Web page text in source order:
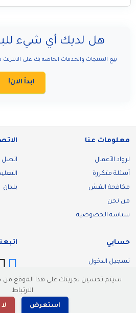
هل لديك أي شيء
بيع المنتجات والخدمات الخاصة بك على
ابدأ الآن!
معلومات عنا
لرواد الأعمال
أسئلة متكررة
مكافحة الغش
من نحن
سياسة الخصوصية
اتصل
بلدان
حسابي
تسجيل الدخول
تسجيل
سيتم تحسين تجربتك على هذا الموقع من
الارتباط.
استعرض